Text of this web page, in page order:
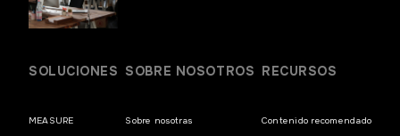
SOLUCIONES
MEASURE
SOBRE NOSOTROS
Sobre nosotras
RECURSOS
Contenido recomendado